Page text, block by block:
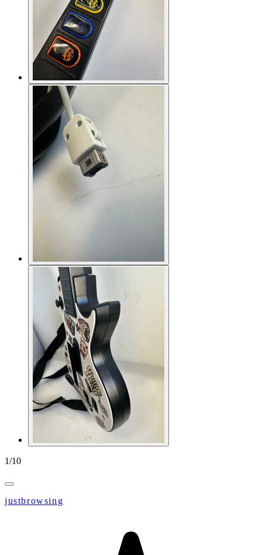
1/10
justbrowsing